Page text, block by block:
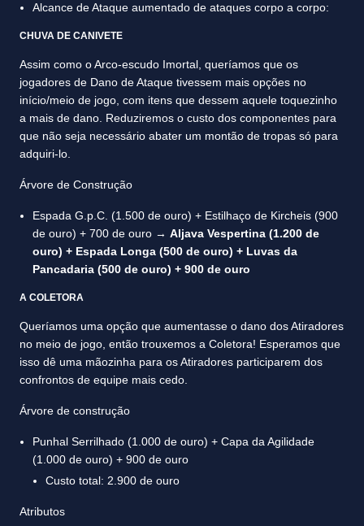
Alcance de Ataque aumentado de ataques corpo a corpo:
CHUVA DE CANIVETE
Assim como o Arco-escudo Imortal, queríamos que os
jogadores de Dano de Ataque tivessem mais opções no
início/meio de jogo, com itens que dessem aquele toquezinho
a mais de dano. Reduziremos o custo dos componentes para
que não seja necessário abater um montão de tropas só para
adquiri-lo.
Árvore de Construção
Espada G.p.C. (1.500 de ouro) + Estilhaço de Kircheis (900
de ouro) + 700 de ouro → Aljava Vespertina (1.200 de
ouro) + Espada Longa (500 de ouro) + Luvas da
Pancadaria (500 de ouro) + 900 de ouro
A COLETORA
Queríamos uma opção que aumentasse o dano dos Atiradores
no meio de jogo, então trouxemos a Coletora! Esperamos que
isso dê uma mãozinha para os Atiradores participarem dos
confrontos de equipe mais cedo.
Árvore de construção
Punhal Serrilhado (1.000 de ouro) + Capa da Agilidade
(1.000 de ouro) + 900 de ouro
Custo total: 2.900 de ouro
Atributos